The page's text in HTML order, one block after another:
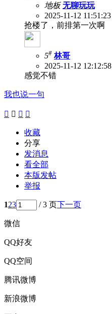
地板 无聊玩玩
2025-11-12 11:51:23
抢楼了，前排第一次啊
5# 林哥
2025-11-12 12:12:58
感觉不错
我也说一句
   
收藏
分享
发消息
看全部
本版发帖
举报
123 / 3 页下一页
微信
QQ好友
QQ空间
腾讯微博
新浪微博